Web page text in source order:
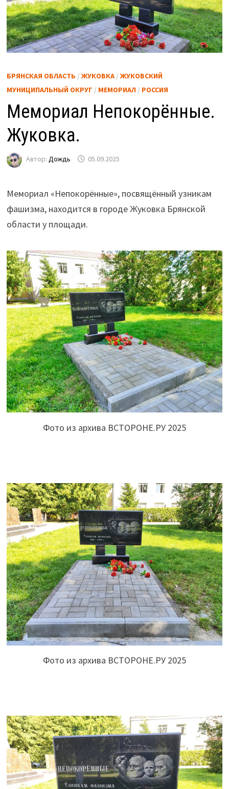
БРЯНСКАЯ ОБЛАСТЬ / ЖУКОВКА/ ЖУКОВСКИЙ
МУНИЦИПАЛЬНЫЙ ОКРУГ / МЕМОРИАЛ/ РОССИЯ
Мемориал Непокорённые.
Жуковка.
Автор: Дождь 05.09.2025
Мемориал «Непокорённые», посвящённый узникам
фашизма, находится в городе Жуковка Брянской
области у площади.
Фото из архива ВСТОРОНЕ.РУ 2025
Фото из архива ВСТОРОНЕ.РУ 2025